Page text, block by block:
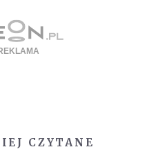
CZYTANE